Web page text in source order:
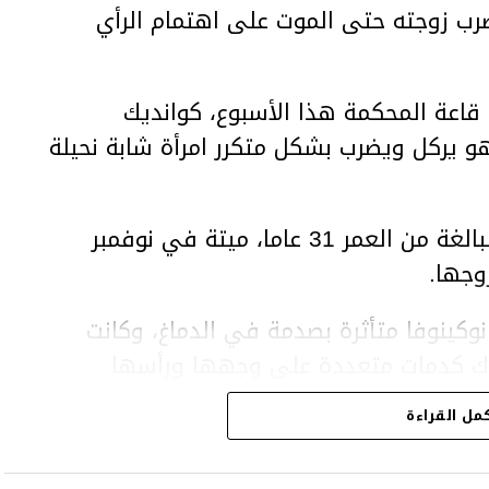
زوجته حتى الموت على اهتمام الرأي
المحكمة هذا الأسبوع، كوانديك
يركل ويضرب بشكل متكرر امرأة شابة نحيلة
وعثر على المرأة، سلطانات نوكينوفا، البالغة من العمر 31 عاما، ميتة في نوفمبر
متأثرة بصدمة في الدماغ، وكانت
القراءة